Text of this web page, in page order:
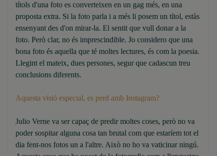
títols d'una foto es converteixen en un gag més, en una
proposta extra. Si la foto parla i a més li posem un títol, estàs
ensenyant des d'on mirar-la. El sentit que vull donar a la
foto. Però clar, no és imprescindible. Jo considero que una
bona foto és aquella que té moltes lectures, és com la poesia.
Llegint el mateix, dues persones, segur que cadascun treu
conclusions diferents.
Aquesta visió especial, es perd amb Instagram?
Julio Verne va ser capaç de predir moltes coses, però no va
poder sospitar alguna cosa tan brutal com que estaríem tot el
dia fent-nos fotos un a l'altre. Això no ho va vaticinar ningú.